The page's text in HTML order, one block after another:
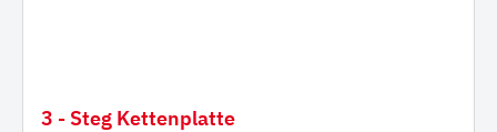
3 - Steg Kettenplatte